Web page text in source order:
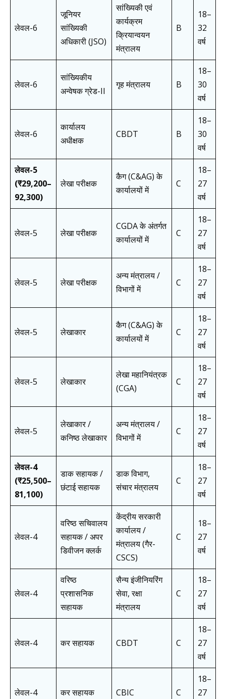
लेवल-6
जूनियर
सांख्यिकी
अधिकारी (JSO)
सांख्यिकी एवं
कार्यक्रम
क्रियान्वयन
मंत्रालय
B
18–
32
वर्ष
लेवल-6
सांख्यिकीय
अन्वेषक ग्रेड-II
गृह मंत्रालय B
18–
30
वर्ष
लेवल-6
कार्यालय
अधीक्षक
CBDT B
18–
30
वर्ष
लेवल-5
(₹29,200–
92,300)
लेखा परीक्षक
कैग (C&AG) के
कार्यालयों में
C
18–
27
वर्ष
लेवल-5 लेखा परीक्षक
CGDA के अंतर्गत
कार्यालयों में
C
18–
27
वर्ष
लेवल-5 लेखा परीक्षक
अन्य मंत्रालय /
विभागों में
C
18–
27
वर्ष
लेवल-5 लेखाकार
कैग (C&AG) के
कार्यालयों में
C
18–
27
वर्ष
लेवल-5 लेखाकार
लेखा महानियंत्रक
(CGA)
C
18–
27
वर्ष
लेवल-5
लेखाकार /
कनिष्ठ लेखाकार
अन्य मंत्रालय /
विभागों में
C
18–
27
वर्ष
लेवल-4
(₹25,500–
81,100)
डाक सहायक /
छंटाई सहायक
डाक विभाग,
संचार मंत्रालय
C
18–
27
वर्ष
लेवल-4
वरिष्ठ सचिवालय
सहायक / अपर
डिवीजन क्लर्क
केंद्रीय सरकारी
कार्यालय /
मंत्रालय (गैर-
CSCS)
C
18–
27
वर्ष
लेवल-4
वरिष्ठ
प्रशासनिक
सहायक
सैन्य इंजीनियरिंग
सेवा, रक्षा
मंत्रालय
C
18–
27
वर्ष
लेवल-4 कर सहायक CBDT C
18–
27
वर्ष
लेवल-4 कर सहायक CBIC C
18–
27